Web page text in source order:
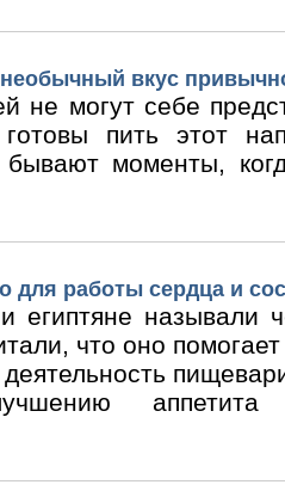
вкус
не могут себе
пить этот
моменты,
для работы сердца и
египтяне называли
что оно